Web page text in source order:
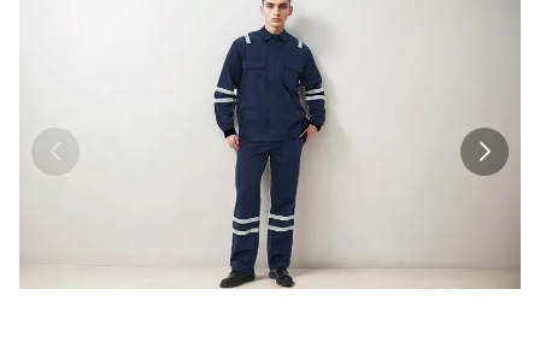
NOTICIAS